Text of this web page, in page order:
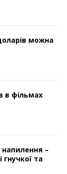
можна
в фільмах
напилення –
та